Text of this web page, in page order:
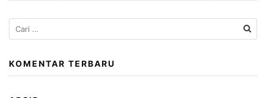
Cari
untuk:
KOMENTAR TERBARU